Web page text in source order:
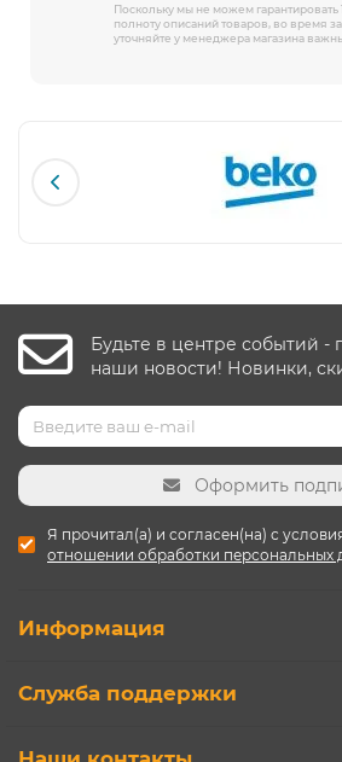
Поскольку мы не можем гарантировать
полноту описаний товаров, во время
уточняйте у менеджера магазина
Будьте в центре событий -
наши новости! Новинки,
Оформить
Я прочитал(а) и согласен(на) с
отношении обработки персональных
Информация
Служба поддержки